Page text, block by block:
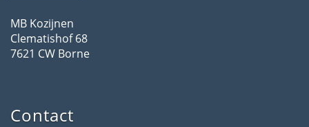
MB Kozijnen
Clematishof 68
7621 CW Borne
Contact